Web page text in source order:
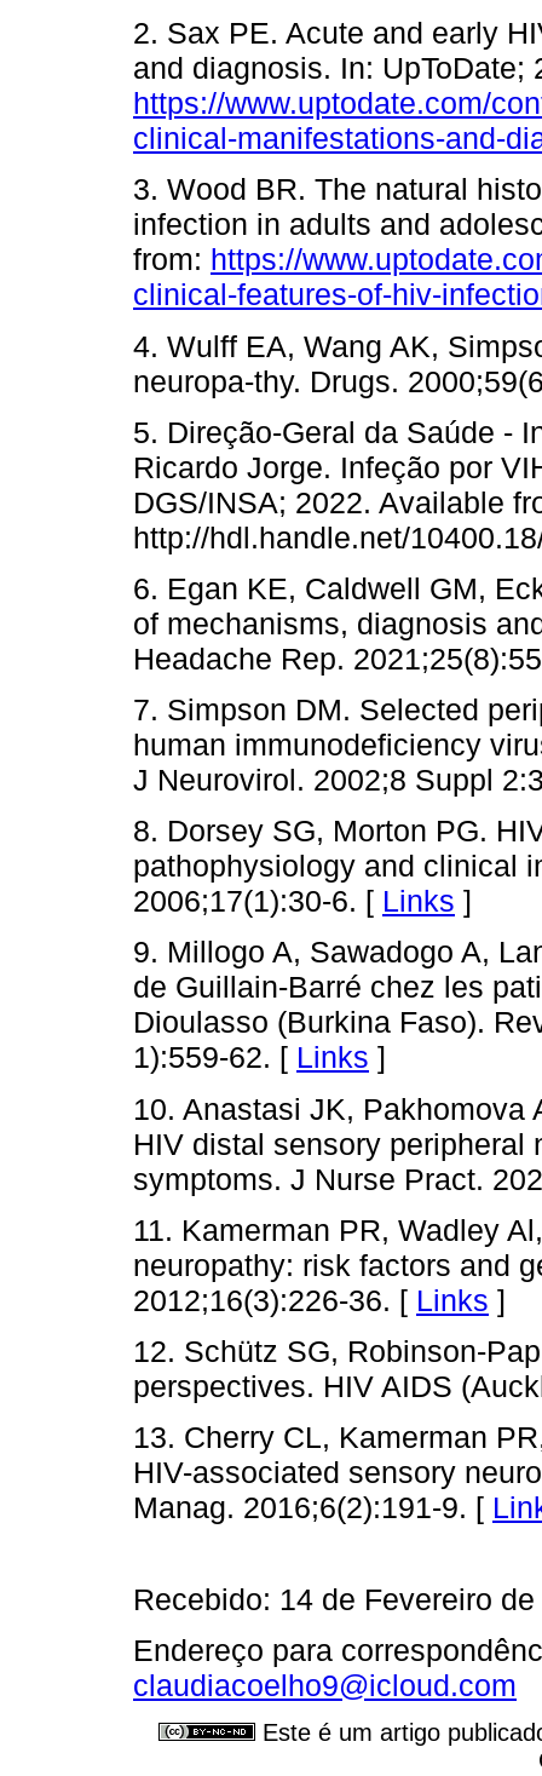
2. Sax PE. Acute and early
and diagnosis. In: UpToDate;
https://www.uptodate.com/
clinical-manifestations-and-
3. Wood BR. The natural
infection in adults and
from: https://
clinical-features-of-hiv-
4. Wulff EA, Wang AK,
neuropa-thy. Drugs.
5. Direção-Geral da Saúde -
Ricardo Jorge. Infeção por
DGS/INSA; 2022. Available
http://hdl.handle.net/
6. Egan KE, Caldwell GM,
of mechanisms, diagnosis
Headache Rep.
7. Simpson DM. Selected
human immunodeficiency
J Neurovirol. 2002;8 Suppl
8. Dorsey SG, Morton PG.
pathophysiology and clinical
2006;17(1):30-6. [ Links ]
9. Millogo A, Sawadogo A,
de Guillain-Barré chez les
Dioulasso (Burkina Faso).
1):559-62. [ Links ]
10. Anastasi JK, Pakhomova
HIV distal sensory peripheral
symptoms. J Nurse Pract.
11. Kamerman PR, Wadley
neuropathy: risk factors and
2012;16(3):226-36. [ Links ]
12. Schütz SG, Robinson-
perspectives. HIV AIDS
13. Cherry CL, Kamerman
HIV-associated sensory
Manag. 2016;6(2):191-9. [
Recebido: 14 de Fevereiro
Endereço para
claudiacoelho9@icloud.com
Este é um artigo